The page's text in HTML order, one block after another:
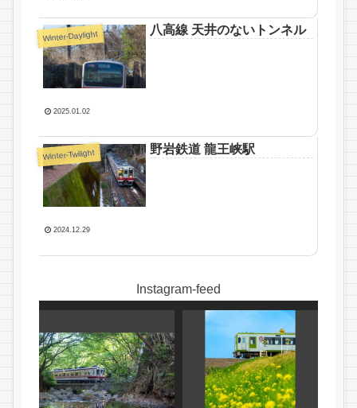
Winter-Daylight 八高線 天井のないトンネル
2025.01.02
Winter-Twilight 野岩鉄道 龍王峡駅
2024.12.29
Instagram-feed